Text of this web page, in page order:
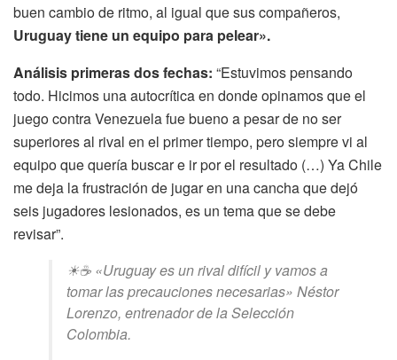
buen cambio de ritmo, al igual que sus compañeros,
Uruguay tiene un equipo para pelear».
Análisis primeras dos fechas: “Estuvimos pensando
todo. Hicimos una autocrítica en donde opinamos que el
juego contra Venezuela fue bueno a pesar de no ser
superiores al rival en el primer tiempo, pero siempre vi al
equipo que quería buscar e ir por el resultado (…) Ya Chile
me deja la frustración de jugar en una cancha que dejó
seis jugadores lesionados, es un tema que se debe
revisar”.
☀☕ «Uruguay es un rival difícil y vamos a
tomar las precauciones necesarias» Néstor
Lorenzo, entrenador de la Selección
Colombia.